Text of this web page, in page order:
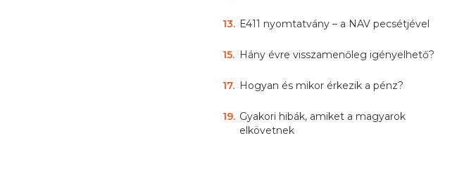
13. E411 nyomtatvány – a NAV pecsétjével
15. Hány évre visszamenőleg igényelhető?
17. Hogyan és mikor érkezik a pénz?
19. Gyakori hibák, amiket a magyarok
elkövetnek